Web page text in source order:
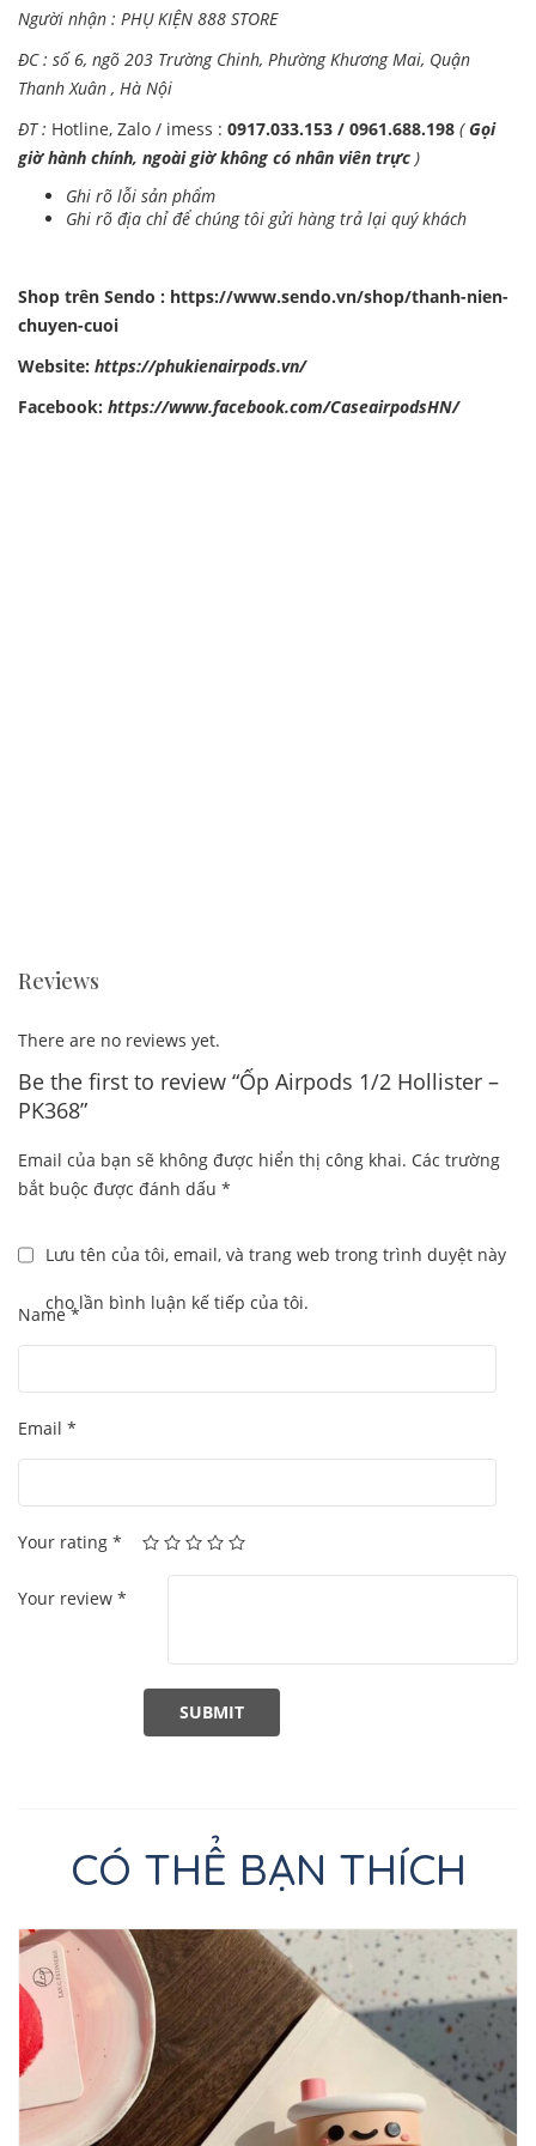
Người nhận : PHỤ KIỆN 888 STORE
ĐC : số 6, ngõ 203 Trường Chinh, Phường Khương Mai, Quận
Thanh Xuân , Hà Nội
ĐT : Hotline, Zalo / imess : 0917.033.153 / 0961.688.198 ( Gọi
giờ hành chính, ngoài giờ không có nhân viên trực )
Ghi rõ lỗi sản phẩm
Ghi rõ địa chỉ để chúng tôi gửi hàng trả lại quý khách
Shop trên Sendo : https://www.sendo.vn/shop/thanh-nien-
chuyen-cuoi
Website: https://phukienairpods.vn/
Facebook: https://www.facebook.com/CaseairpodsHN/
Reviews
There are no reviews yet.
Be the first to review “Ốp Airpods 1/2 Hollister –
PK368”
Email của bạn sẽ không được hiển thị công khai. Các trường
bắt buộc được đánh dấu *
Lưu tên của tôi, email, và trang web trong trình duyệt này
cho lần bình luận kế tiếp của tôi.
Name*
Email *
Your rating *
Your review *
CÓ THỂ BẠN THÍCH